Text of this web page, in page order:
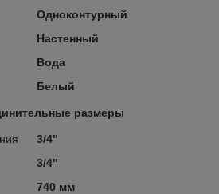
Одноконтурный
Настенный
Вода
Белый
размеры
3/4"
3/4"
740 мм